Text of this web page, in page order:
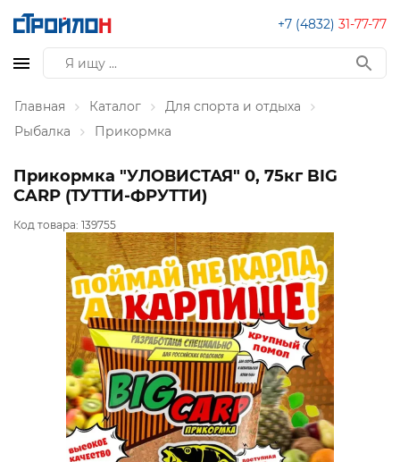
+7 (4832) 31-77-77
Главная Каталог
Для спорта и отдыха
Рыбалка
Прикормка
Прикормка "УЛОВИСТАЯ" 0, 75кг BIG
CARP (ТУТТИ-ФРУТТИ)
Код товара: 139755